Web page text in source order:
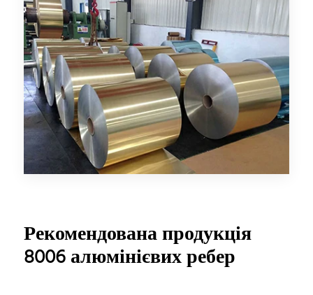
Рекомендована продукція
8006 алюмінієвих ребер